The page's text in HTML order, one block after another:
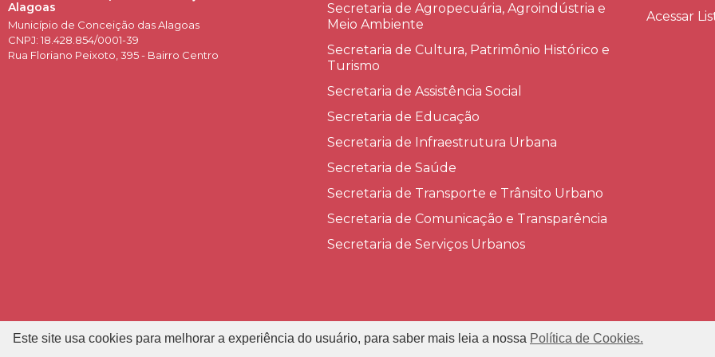
Alagoas
Município de Conceição das Alagoas
CNPJ: 18.428.854/0001-39
Rua Floriano Peixoto, 395 - Bairro Centro
Secretaria de Agropecuária, Agroindústria e
Meio Ambiente
Secretaria de Cultura, Patrimônio Histórico e
Turismo
Secretaria de Assistência Social
Secretaria de Educação
Secretaria de Infraestrutura Urbana
Secretaria de Saúde
Secretaria de Transporte e Trânsito Urbano
Secretaria de Comunicação e Transparência
Secretaria de Serviços Urbanos
Acessar
Prefeitura Municipal de Conceição das Alagoas
Este site usa cookies para melhorar a experiência do usuário, para saber mais leia a nossa Política de Cookies.